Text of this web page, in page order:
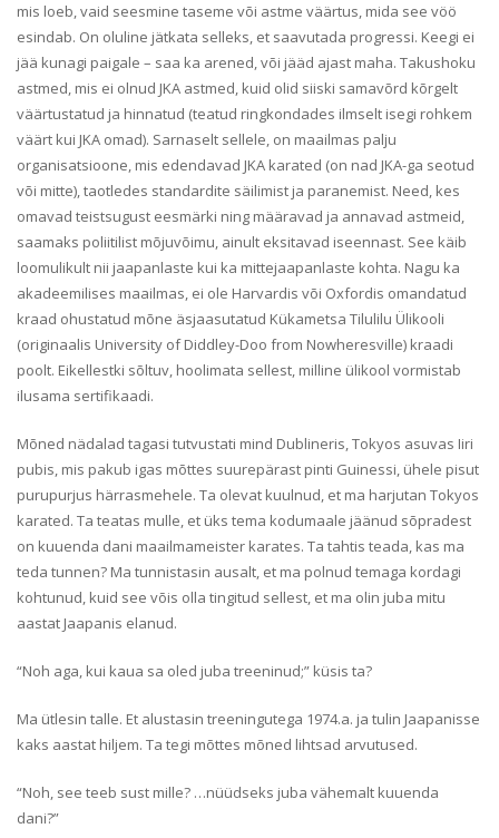
mis loeb, vaid seesmine taseme või astme väärtus, mida see vöö
esindab. On oluline jätkata selleks, et saavutada progressi. Keegi ei
jää kunagi paigale – saa ka arened, või jääd ajast maha. Takushoku
astmed, mis ei olnud JKA astmed, kuid olid siiski samavõrd kõrgelt
väärtustatud ja hinnatud (teatud ringkondades ilmselt isegi rohkem
väärt kui JKA omad). Sarnaselt sellele, on maailmas palju
organisatsioone, mis edendavad JKA karated (on nad JKA-ga seotud
või mitte), taotledes standardite säilimist ja paranemist. Need, kes
omavad teistsugust eesmärki ning määravad ja annavad astmeid,
saamaks poliitilist mõjuvõimu, ainult eksitavad iseennast. See käib
loomulikult nii jaapanlaste kui ka mittejaapanlaste kohta. Nagu ka
akadeemilises maailmas, ei ole Harvardis või Oxfordis omandatud
kraad ohustatud mõne äsjaasutatud Kükametsa Tilulilu Ülikooli
(originaalis University of Diddley-Doo from Nowheresville) kraadi
poolt. Eikellestki sõltuv, hoolimata sellest, milline ülikool vormistab
ilusama sertifikaadi.
Mõned nädalad tagasi tutvustati mind Dublineris, Tokyos asuvas Iiri
pubis, mis pakub igas mõttes suurepärast pinti Guinessi, ühele pisut
purupurjus härrasmehele. Ta olevat kuulnud, et ma harjutan Tokyos
karated. Ta teatas mulle, et üks tema kodumaale jäänud sõpradest
on kuuenda dani maailmameister karates. Ta tahtis teada, kas ma
teda tunnen? Ma tunnistasin ausalt, et ma polnud temaga kordagi
kohtunud, kuid see võis olla tingitud sellest, et ma olin juba mitu
aastat Jaapanis elanud.
“Noh aga, kui kaua sa oled juba treeninud;” küsis ta?
Ma ütlesin talle. Et alustasin treeningutega 1974.a. ja tulin Jaapanisse
kaks aastat hiljem. Ta tegi mõttes mõned lihtsad arvutused.
“Noh, see teeb sust mille? …nüüdseks juba vähemalt kuuenda
dani?”